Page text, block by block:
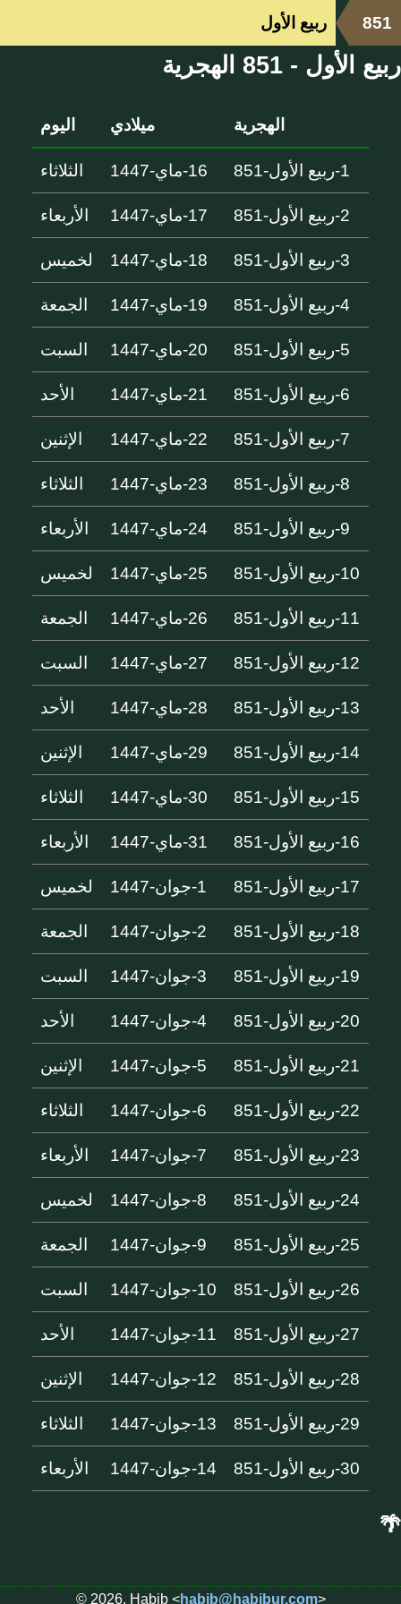
851 ربيع الأول
ربيع الأول - 851 الهجرية
الهجرية ميلادي اليوم
1-ربيع الأول-851 16-ماي-1447 الثلاثاء
2-ربيع الأول-851 17-ماي-1447 الأربعاء
3-ربيع الأول-851 18-ماي-1447 لخميس
4-ربيع الأول-851 19-ماي-1447 الجمعة
5-ربيع الأول-851 20-ماي-1447 السبت
6-ربيع الأول-851 21-ماي-1447 الأحد
7-ربيع الأول-851 22-ماي-1447 الإثنين
8-ربيع الأول-851 23-ماي-1447 الثلاثاء
9-ربيع الأول-851 24-ماي-1447 الأربعاء
10-ربيع الأول-851 25-ماي-1447 لخميس
11-ربيع الأول-851 26-ماي-1447 الجمعة
12-ربيع الأول-851 27-ماي-1447 السبت
13-ربيع الأول-851 28-ماي-1447 الأحد
14-ربيع الأول-851 29-ماي-1447 الإثنين
15-ربيع الأول-851 30-ماي-1447 الثلاثاء
16-ربيع الأول-851 31-ماي-1447 الأربعاء
17-ربيع الأول-851 1-جوان-1447 لخميس
18-ربيع الأول-851 2-جوان-1447 الجمعة
19-ربيع الأول-851 3-جوان-1447 السبت
20-ربيع الأول-851 4-جوان-1447 الأحد
21-ربيع الأول-851 5-جوان-1447 الإثنين
22-ربيع الأول-851 6-جوان-1447 الثلاثاء
23-ربيع الأول-851 7-جوان-1447 الأربعاء
24-ربيع الأول-851 8-جوان-1447 لخميس
25-ربيع الأول-851 9-جوان-1447 الجمعة
26-ربيع الأول-851 10-جوان-1447 السبت
27-ربيع الأول-851 11-جوان-1447 الأحد
28-ربيع الأول-851 12-جوان-1447 الإثنين
29-ربيع الأول-851 13-جوان-1447 الثلاثاء
30-ربيع الأول-851 14-جوان-1447 الأربعاء
🌴
© 2026, Habib <habib@habibur.com>